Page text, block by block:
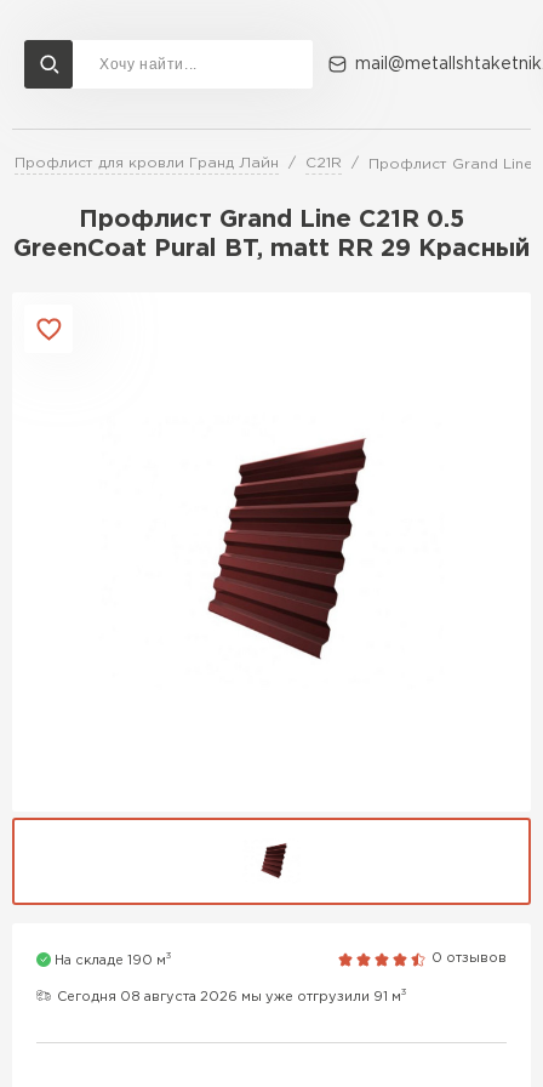
Профлист для кровли Гранд Лайн C21R Профлист Grand Line
Профлист Grand Line C21R 0.5
GreenCoat Pural BT, matt RR 29 Красный
На складе 190 м3 0 отзывов
Сегодня 08 августа 2026 мы уже отгрузили 91 м3
Доставка и оплата Акции О компании Контакты
Перейти в каталог